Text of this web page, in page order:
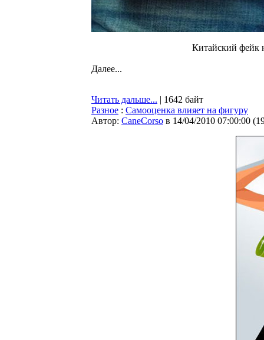
Китайский фейк
Далее...
Читать дальше... | 1642 байт
Разное : Самооценка влияет на фигуру
Автор: CaneCorso в 14/04/2010 07:00:00 (